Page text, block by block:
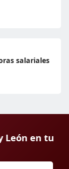
salariales
León en tu